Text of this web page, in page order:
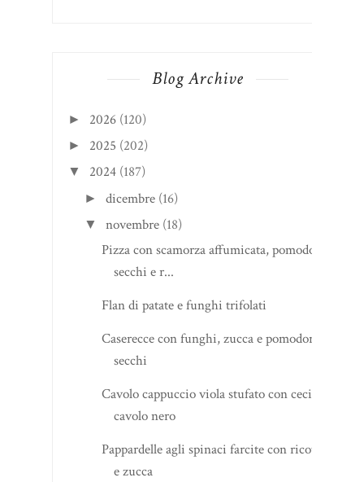
Blog Archive
► 2026 (120)
► 2025 (202)
▼ 2024 (187)
►dicembre (16)
▼ novembre (18)
Pizza con scamorza affumicata, pomodori
secchi e r...
Flan di patate e funghi trifolati
Caserecce con funghi, zucca e pomodori
secchi
Cavolo cappuccio viola stufato con ceci e
cavolo nero
Pappardelle agli spinaci farcite con ricotta
e zucca